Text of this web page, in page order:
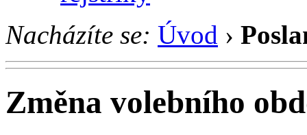
Nacházíte se: Úvod ›
Změna volebního